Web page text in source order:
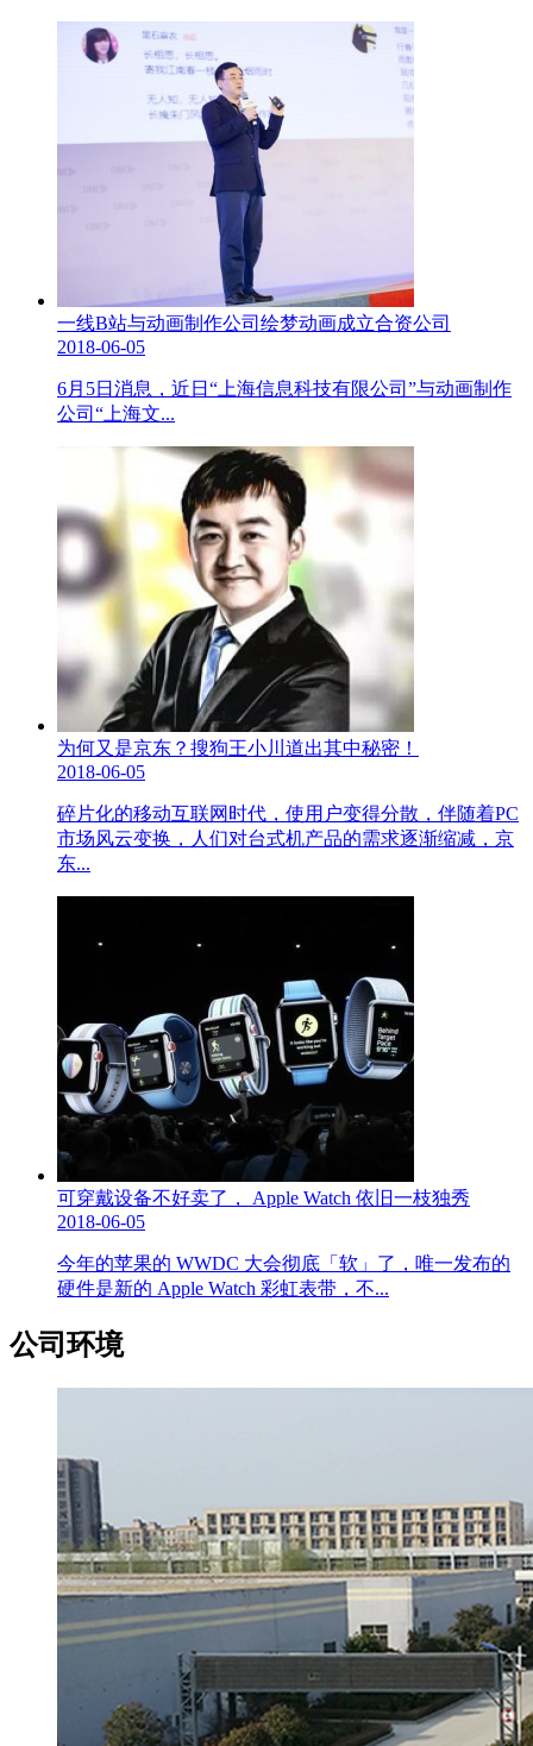
一线B站与动画制作公司绘梦动画成立合资公司
2018-06-05
6月5日消息，近日“上海信息科技有限公司”与动画制作
公司“上海文...
为何又是京东？搜狗王小川道出其中秘密！
2018-06-05
碎片化的移动互联网时代，使用户变得分散，伴随着PC
市场风云变换，人们对台式机产品的需求逐渐缩减，京
东...
可穿戴设备不好卖了， Apple Watch 依旧一枝独秀
2018-06-05
今年的苹果的 WWDC 大会彻底「软」了，唯一发布的
硬件是新的 Apple Watch 彩虹表带，不...
公司环境